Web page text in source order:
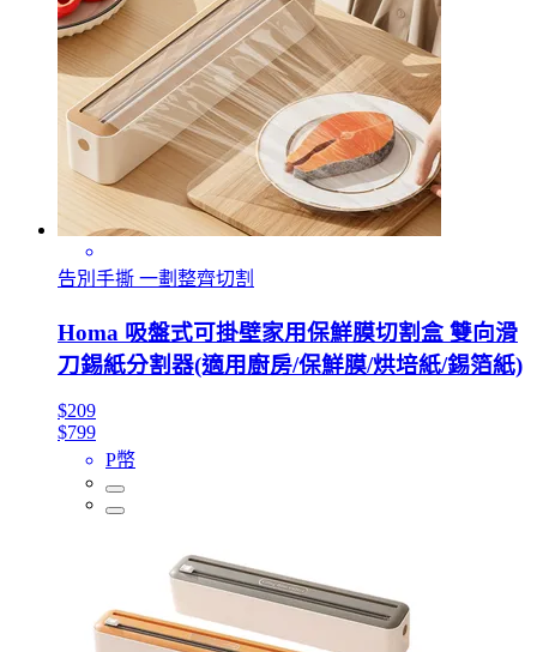
告別手撕 一劃整齊切割
Homa 吸盤式可掛壁家用保鮮膜切割盒 雙向滑
刀錫紙分割器(適用廚房/保鮮膜/烘培紙/錫箔紙)
$209
$799
P幣